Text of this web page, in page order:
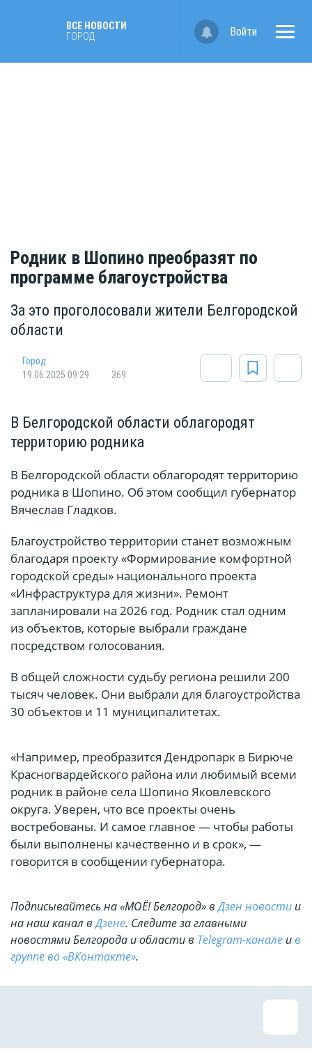
ВСЕ НОВОСТИ
ГОРОД
Войти
Родник в Шопино преобразят по
программе благоустройства
За это проголосовали жители Белгородской
области
Город
19.06.2025 09:29
369
В Белгородской области облагородят
территорию родника
В Белгородской области облагородят территорию
родника в Шопино. Об этом сообщил губернатор
Вячеслав Гладков.
Благоустройство территории станет возможным
благодаря проекту «Формирование комфортной
городской среды» национального проекта
«Инфраструктура для жизни». Ремонт
запланировали на 2026 год. Родник стал одним
из объектов, которые выбрали граждане
посредством голосования.
В общей сложности судьбу региона решили 200
тысяч человек. Они выбрали для благоустройства
30 объектов и 11 муниципалитетах.
«Например, преобразится Дендропарк в Бирюче
Красногвардейского района или любимый всеми
родник в районе села Шопино Яковлевского
округа. Уверен, что все проекты очень
востребованы. И самое главное — чтобы работы
были выполнены качественно и в срок», —
говорится в сообщении губернатора.
Подписывайтесь на «МОЁ! Белгород» вДзен новости и
на наш канал вДзене. Cледите за главными
новостями Белгорода и области в Telegram-канале ив
группе во «ВКонтакте».